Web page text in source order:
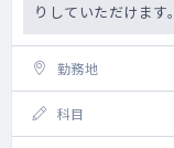
りしていただけます。
勤務地
科目